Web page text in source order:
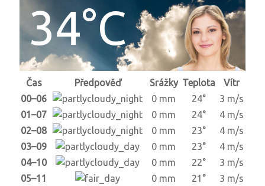
34°C
Čas Předpověď Srážky Teplota
Vítr
00–06
0 mm 24°
3 m/s
01–07
0 mm 24°
4 m/s
02–08
0 mm 23°
4 m/s
03–09
0 mm 23°
4 m/s
04–10
0 mm 22°
3 m/s
05–11
0 mm 21°
3 m/s